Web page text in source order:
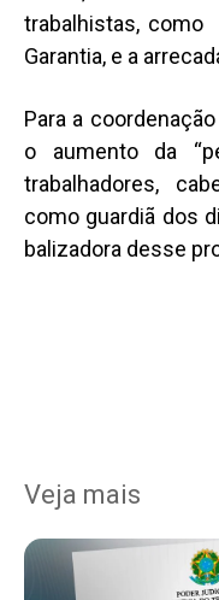
trabalhistas, como
Garantia, e a
Para a
o aumento da
trabalhadores,
como guardiã dos
balizadora desse
Veja mais